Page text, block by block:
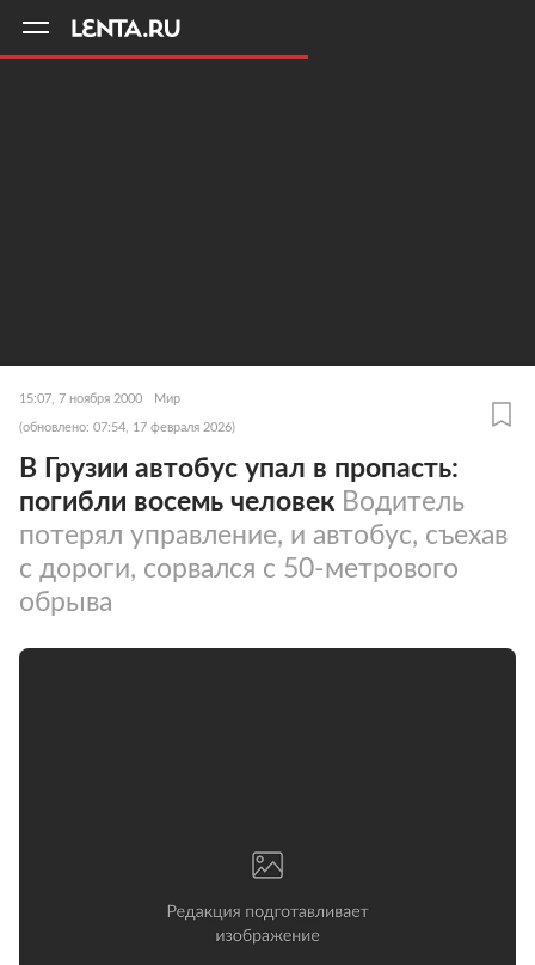
15:07, 7 ноября 2000 Мир
(обновлено: 07:54, 17 февраля 2026)
В Грузии автобус упал в пропасть:
погибли восемь человек Водитель
потерял управление, и автобус, съехав
с дороги, сорвался с 50-метрового
обрыва